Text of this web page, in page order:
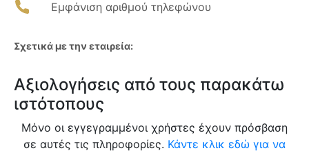
Εμφάνιση αριθμού τηλεφώνου
Σχετικά με την εταιρεία:
Αξιολογήσεις από τους παρακάτω
ιστότοπους
Μόνο οι εγγεγραμμένοι χρήστες έχουν πρόσβαση
σε αυτές τις πληροφορίες. Κάντε κλικ εδώ για να